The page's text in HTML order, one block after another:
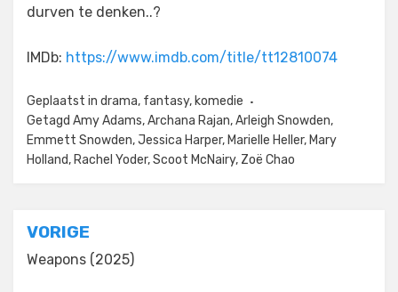
durven te denken..?
IMDb: https://www.imdb.com/title/tt12810074
Geplaatst in drama, fantasy, komedie
Getagd Amy Adams,Archana Rajan,Arleigh Snowden,
Emmett Snowden,Jessica Harper, Marielle Heller, Mary
Holland, Rachel Yoder,Scoot McNairy, Zoë Chao
Bericht
navigatie
VORIGE
Weapons (2025)